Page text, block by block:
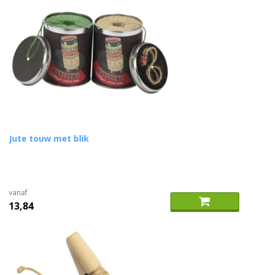
Jute touw met blik
vanaf
13,84